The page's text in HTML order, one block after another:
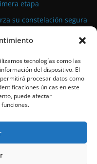
tecnologías como las
del dispositivo. El
procesar datos como
únicas en este
puede afectar
etapa
su constelación segura
Marte guiado casi
desde California para
cancela las mejoras tras